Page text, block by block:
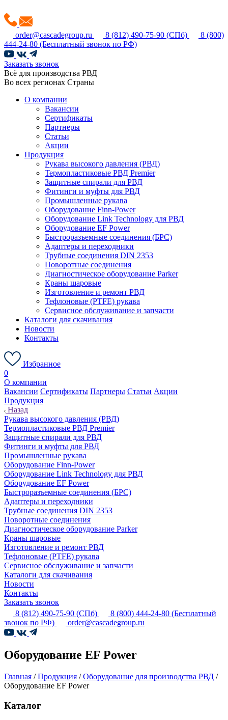
order@cascadegroup.ru 8 (812) 490-75-90 (СПб)
8 (800)
444-24-80 (Бесплатный звонок по РФ)
Заказать звонок
Всё для производства РВД
Во всех регионах Страны
О компании
Вакансии
Сертификаты
Партнеры
Статьи
Акции
Продукция
Рукава высокого давления (РВД)
Термопластиковые РВД Premier
Защитные спирали для РВД
Фитинги и муфты для РВД
Промышленные рукава
Оборудование Finn-Power
Оборудование Link Technology для РВД
Оборудование EF Power
Быстроразъемные соединения (БРС)
Адаптеры и переходники
Трубные соединения DIN 2353
Поворотные соединения
Диагностическое оборудование Parker
Краны шаровые
Изготовление и ремонт РВД
Тефлоновые (PTFE) рукава
Сервисное обслуживание и запчасти
Каталоги для скачивания
Новости
Контакты
Избранное
0
О компании
Вакансии Сертификаты Партнеры Статьи Акции
Продукция
Назад
Рукава высокого давления (РВД)
Термопластиковые РВД Premier
Защитные спирали для РВД
Фитинги и муфты для РВД
Промышленные рукава
Оборудование Finn-Power
Оборудование Link Technology для РВД
Оборудование EF Power
Быстроразъемные соединения (БРС)
Адаптеры и переходники
Трубные соединения DIN 2353
Поворотные соединения
Диагностическое оборудование Parker
Краны шаровые
Изготовление и ремонт РВД
Тефлоновые (PTFE) рукава
Сервисное обслуживание и запчасти
Каталоги для скачивания
Новости
Контакты
Заказать звонок
8 (812) 490-75-90 (СПб) 8 (800) 444-24-80 (Бесплатный
звонок по РФ)
order@cascadegroup.ru
Оборудование EF Power
Главная /Продукция /Оборудование для производства РВД /
Оборудование EF Power
Каталог